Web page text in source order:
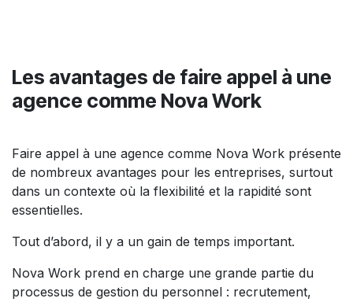
Les avantages de faire appel à une
agence comme Nova Work
Faire appel à une agence comme Nova Work présente
de nombreux avantages pour les entreprises, surtout
dans un contexte où la flexibilité et la rapidité sont
essentielles.
Tout d’abord, il y a un gain de temps important.
Nova Work prend en charge une grande partie du
processus de gestion du personnel : recrutement,